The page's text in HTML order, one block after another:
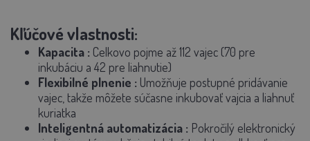
Kľúčové vlastnosti:
Kapacita : Celkovo pojme až 112 vajec (70 pre
inkubáciu a 42 pre liahnutie)
Flexibilné plnenie : Umožňuje postupné pridávanie
vajec, takže môžete súčasne inkubovať vajcia a liahnuť
kuriatka
Inteligentná automatizácia : Pokročilý elektronický